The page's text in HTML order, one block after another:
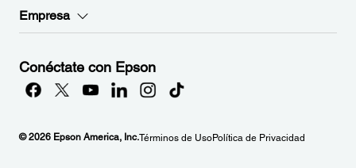
Empresa
Conéctate con Epson
© 2026 Epson America, Inc.Términos de UsoPolítica de Privacidad